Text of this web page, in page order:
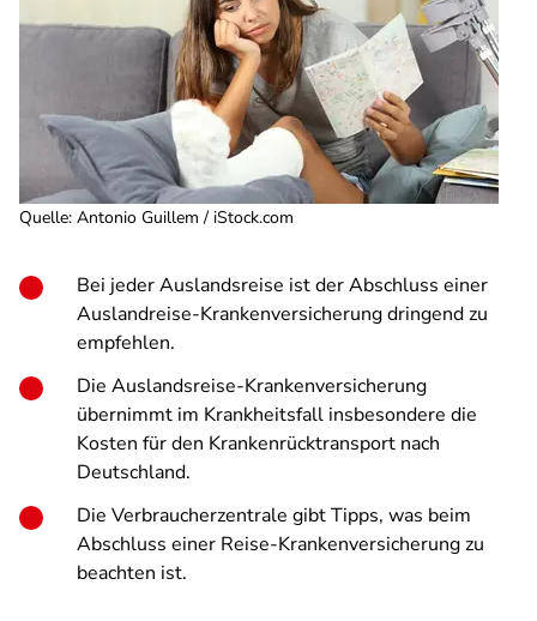
Quelle: Antonio Guillem / iStock.com
Bei jeder Auslandsreise ist der Abschluss einer
Auslandreise-Krankenversicherung dringend zu
empfehlen.
Die Auslandsreise-Krankenversicherung
übernimmt im Krankheitsfall insbesondere die
Kosten für den Krankenrücktransport nach
Deutschland.
Die Verbraucherzentrale gibt Tipps, was beim
Abschluss einer Reise-Krankenversicherung zu
beachten ist.